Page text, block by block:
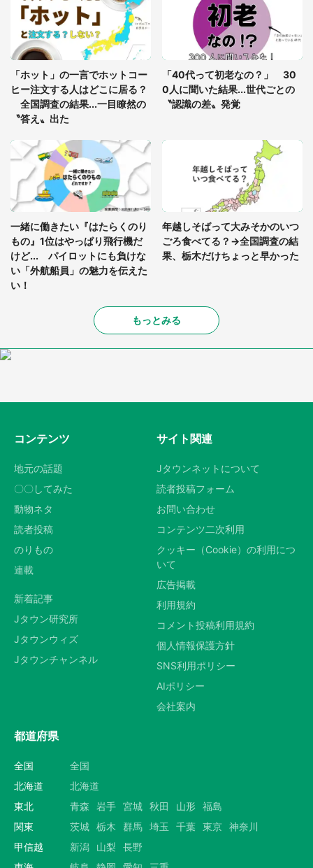
県・30代女性）
「ゾワゾワする」「本当に気持ち悪い」 道端でバ
グっちゃってた〝野生の野菜〟に6.5万人戦慄
「ホット」の一言でホットコー
ヒー注文する人はどこに居る？
全国調査の結果...一目瞭然の
〝答え〟出た
「40代って初老なの？」 30
0人に聞いた結果...世代ごとの
〝認識の差〟発覚
一緒に働きたい『はたらくのり
もの』1位はやっぱり飛行機だ
けど... パイロットにも負けな
い「外航船員」の魅力を伝えた
い！
年越しそばって大みそかのいつ
ごろ食べてる？→全国調査の結
果、栃木だけちょっと早かった
もっとみる
コンテンツ
地元の話題
〇〇してみた
動物ネタ
読者投稿
のりもの
連載
新着記事
Jタウン研究所
Jタウンウィズ
Jタウンチャンネル
サイト関連
Jタウンネットについて
読者投稿フォーム
お問い合わせ
コンテンツ二次利用
クッキー（Cookie）の利用につ
いて
広告掲載
利用規約
コメント投稿利用規約
個人情報保護方針
SNS利用ポリシー
AIポリシー
会社案内
都道府県
全国
全国
北海道
北海道
東北
青森 岩手 宮城 秋田 山形 福島
関東
茨城 栃木 群馬 埼玉 千葉 東京 神奈川
甲信越
新潟 山梨
長野